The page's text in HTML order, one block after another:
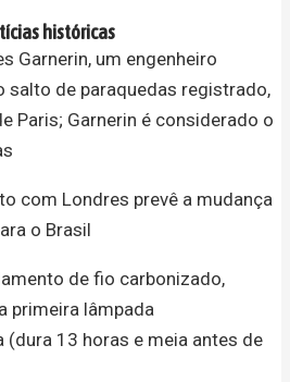
históricas
Garnerin, um engenheiro
salto de paraquedas registrado,
Paris; Garnerin é considerado o
com Londres prevê a mudança
o Brasil
de fio carbonizado,
primeira lâmpada
(dura 13 horas e meia antes de